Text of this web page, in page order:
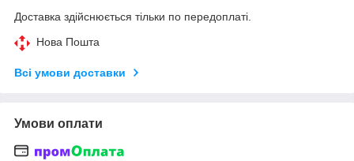
Доставка здійснюється тільки по передоплаті.
Нова Пошта
Всі умови доставки
Умови оплати